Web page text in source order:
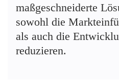
maßgeschneiderte
sowohl die
als auch die
reduzieren.